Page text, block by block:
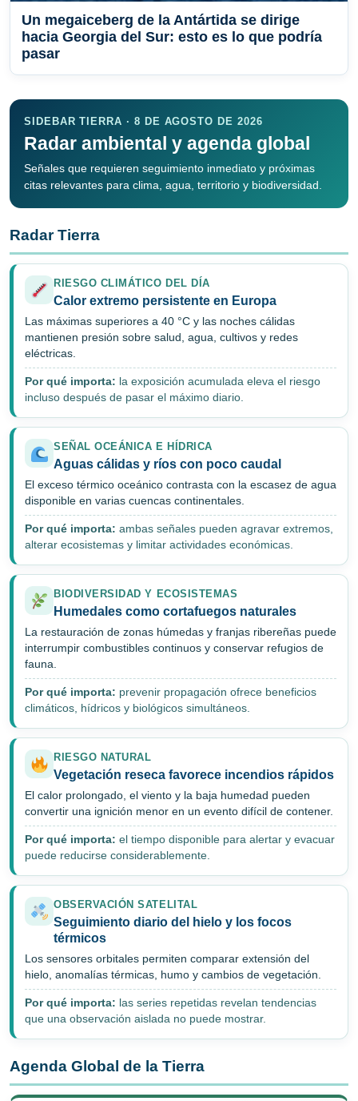
Un megaiceberg de la Antártida se dirige
hacia Georgia del Sur: esto es lo que podría
pasar
SIDEBAR TIERRA · 8 DE AGOSTO DE 2026
Radar ambiental y agenda global
Señales que requieren seguimiento inmediato y próximas
citas relevantes para clima, agua, territorio y biodiversidad.
Radar Tierra
RIESGO CLIMÁTICO DEL DÍA
Calor extremo persistente en Europa
Las máximas superiores a 40 °C y las noches cálidas
mantienen presión sobre salud, agua, cultivos y redes
eléctricas.
Por qué importa: la exposición acumulada eleva el riesgo
incluso después de pasar el máximo diario.
SEÑAL OCEÁNICA E HÍDRICA
Aguas cálidas y ríos con poco caudal
El exceso térmico oceánico contrasta con la escasez de agua
disponible en varias cuencas continentales.
Por qué importa: ambas señales pueden agravar extremos,
alterar ecosistemas y limitar actividades económicas.
BIODIVERSIDAD Y ECOSISTEMAS
Humedales como cortafuegos naturales
La restauración de zonas húmedas y franjas ribereñas puede
interrumpir combustibles continuos y conservar refugios de
fauna.
Por qué importa: prevenir propagación ofrece beneficios
climáticos, hídricos y biológicos simultáneos.
RIESGO NATURAL
Vegetación reseca favorece incendios rápidos
El calor prolongado, el viento y la baja humedad pueden
convertir una ignición menor en un evento difícil de contener.
Por qué importa: el tiempo disponible para alertar y evacuar
puede reducirse considerablemente.
OBSERVACIÓN SATELITAL
Seguimiento diario del hielo y los focos
térmicos
Los sensores orbitales permiten comparar extensión del
hielo, anomalías térmicas, humo y cambios de vegetación.
Por qué importa: las series repetidas revelan tendencias
que una observación aislada no puede mostrar.
Agenda Global de la Tierra